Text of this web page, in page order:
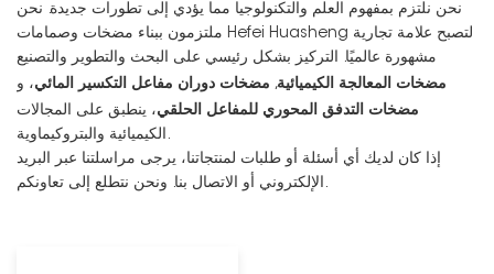
نحن نلتزم بمفهوم العلم والتكنولوجيا مما يؤدي إلى تطورات جديدة. نحن
ملتزمون ببناء مضخات وصمامات Hefei Huasheng لتصبح علامة تجارية
مشهورة عالميًا. التركيز بشكل رئيسي على البحث والتطوير والتصنيع
مضخات المعالجة الكيميائية, مضخات دوران مفاعل التكسير المائي، و
مضخات التدفق المحوري للمفاعل الحلقي، ينطبق على المجالات
الكيميائية والبتروكيماوية.
إذا كان لديك أي أسئلة أو طلبات لمنتجاتنا، يرجى مراسلتنا عبر البريد
الإلكتروني أو الاتصال بنا. ونحن نتطلع إلى تعاونكم.